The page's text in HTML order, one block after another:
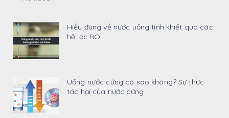
Hiểu đúng về nước uống tinh khiết qua các
hệ lọc RO
Uống nước cứng có sao không? Sự thực
tác hại của nước cứng